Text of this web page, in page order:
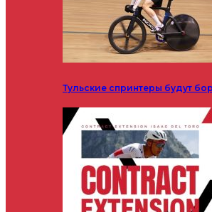
Тульские спринтеры будут